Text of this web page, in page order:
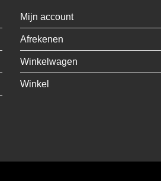
Mijn account
Afrekenen
Winkelwagen
Winkel